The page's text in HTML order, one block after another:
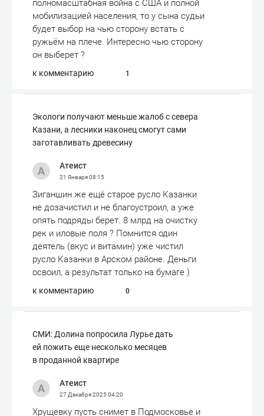
полномасштабная война с США и полной
мобилизацией населения, то у сына судьи
будет выбор на чью сторону встать с
ружьём на плече. Интересно чью сторону
он выберет ?
к комментарию 1
Экологи получают меньше жалоб с севера
Казани, а лесники наконец смогут сами
заготавливать древесину
Атеист
21 Января08:15
Зиганшин же ещё старое русло Казанки
не дозачистил и не благоустроил, а уже
опять подряды берет. 8 млрд на очистку
рек и иловые поля ? Помнится один
деятель (вкус и витамин) уже чистил
русло Казанки в Арском районе. Деньги
освоил, а результат только на бумаге )
к комментарию 0
СМИ: Долина попросила Лурье дать
ей пожить еще несколько месяцев
в проданной квартире
Атеист
27 Декабря 202504:20
Хрущевку пусть снимет в Подмосковье и